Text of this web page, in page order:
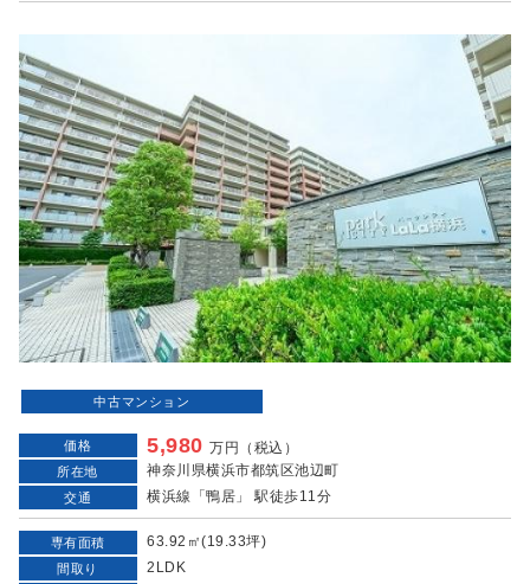
中古マンション
価格 5,980万円（税込）
所在地 神奈川県横浜市都筑区池辺町
交通 横浜線「鴨居」 駅徒歩11分
専有面積 63.92㎡(19.33坪)
間取り 2LDK